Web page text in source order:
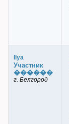
Ilya
Участник
������
г. Белгород